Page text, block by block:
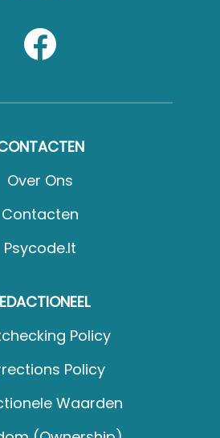
Over Ons
Contacten
Psycode.it
Policy
Policy
Waarden